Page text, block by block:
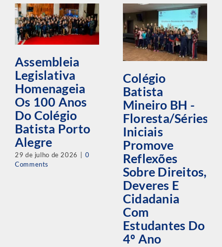
Assembleia
Legislativa
Homenageia
Os 100 Anos
Do Colégio
Batista Porto
Alegre
29 de julho de 2026
0
Comments
Colégio
Batista
Mineiro BH -
Floresta/Séries
Iniciais
Promove
Reflexões
Sobre Direitos,
Deveres E
Cidadania
Com
Estudantes Do
4º Ano